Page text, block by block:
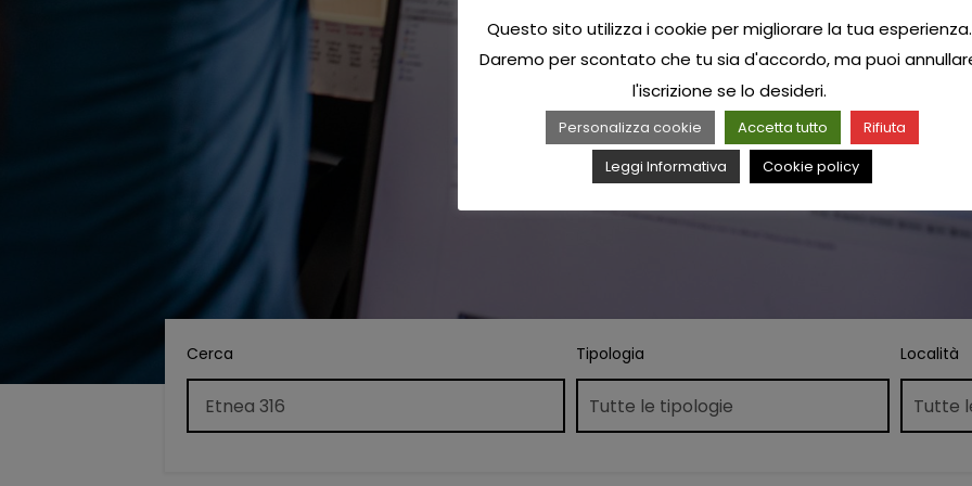
Cerca Tipologia Località
Questo sito utilizza i cookie per migliorare la tua esperienza.
Daremo per scontato che tu sia d'accordo, ma puoi
l'iscrizione se lo desideri.
Personalizza cookie Accetta tutto
Rifiuta
Leggi Informativa
Cookie policy